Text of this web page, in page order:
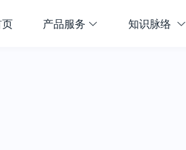
产品服务 知识脉络